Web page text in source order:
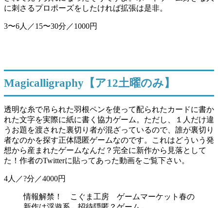
に刺さるプロポーズをしたければ拡張は是非。
3〜6人／15〜30分／1000円
Magicalligraphy【ア12土曜のみ】
透明な糸で吊られた羽根ペンを使って配られたカードに書か
れた文字を実際に紙に書く協力ゲーム。ただし、１人だけ違
うお題を渡された裏切り者が混ざっているので、誰が裏切り
者なのかを探す正体隠匿ゲームなのです。これはどういう発
想から産まれたゲームなんだ？完全に新作から見落として
た！作者のTwitterに貼ってあった動画をご覧下さい。
4人／?分／4000円
情報解禁！ こぐま工房 ゲームマーケット春の